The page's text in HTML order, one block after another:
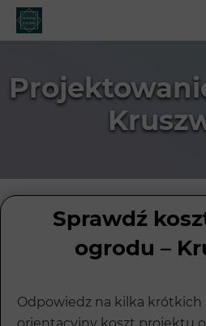
Sprawdź
ogrodu –
Odpowiedz na kilka krótkich